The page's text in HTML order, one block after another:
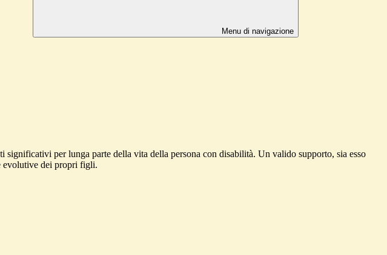
Menu di navigazione
per lunga parte della vita della persona con disabilità. Un valido supporto, sia esso
evolutive dei propri figli.